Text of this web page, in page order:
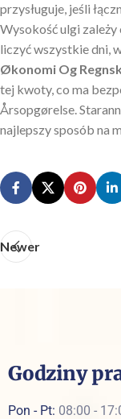
przysługuje, jeśli
Wysokość ulgi
liczyć wszystkie dni,
Økonomi Og
tej kwoty, co ma
Årsopgørelse.
najlepszy sposób na
Newer
Godziny
Pon - Pt: 08:00 -